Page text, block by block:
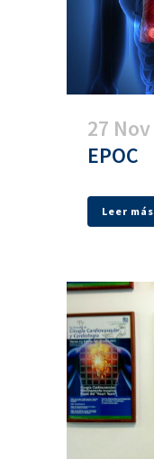
27 Nov
EPOC
Leer más